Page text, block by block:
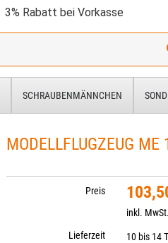
3% Rabatt bei Vorkasse
SCHRAUBENMÄNNCHEN
MODELLFLUGZEUG ME
Preis
inkl.
Lieferzeit
10 bis 14